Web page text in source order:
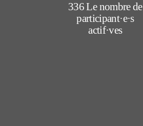
336 Le nombre de
participant·e·s
actif·ves